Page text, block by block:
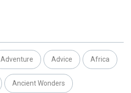
Adventure Advice Africa
Ancient Wonders